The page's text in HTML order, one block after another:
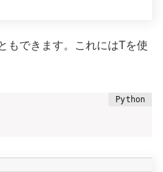
もできます。これにはTを使